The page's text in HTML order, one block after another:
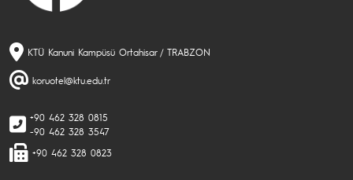
KTÜ Kanuni Kampüsü Ortahisar / TRABZON
koruotel@ktu.edu.tr
+90 462 328 0815
-90 462 328 3547
+90 462 328 0823